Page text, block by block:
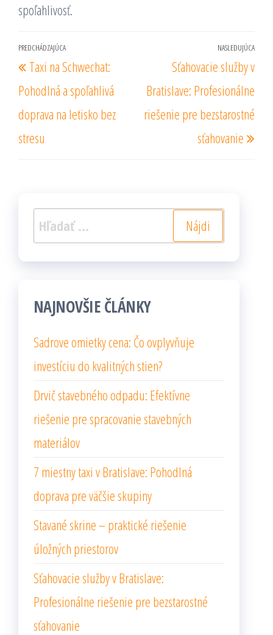
spoľahlivosť.
Navigácia
v
článku
Predchádzajúci
príspevok
PREDCHÁDZAJÚCA
Taxi na Schwechat:
Pohodlná a spoľahlivá
doprava na letisko bez
stresu
NASLEDUJÚCA
Sťahovacie služby v
Bratislave: Profesionálne
riešenie pre bezstarostné
sťahovanie
Hľadať:
NAJNOVŠIE ČLÁNKY
Sadrove omietky cena: Čo ovplyvňuje
investíciu do kvalitných stien?
Drvič stavebného odpadu: Efektívne
riešenie pre spracovanie stavebných
materiálov
7 miestny taxi v Bratislave: Pohodlná
doprava pre väčšie skupiny
Stavané skrine – praktické riešenie
úložných priestorov
Sťahovacie služby v Bratislave:
Profesionálne riešenie pre bezstarostné
sťahovanie